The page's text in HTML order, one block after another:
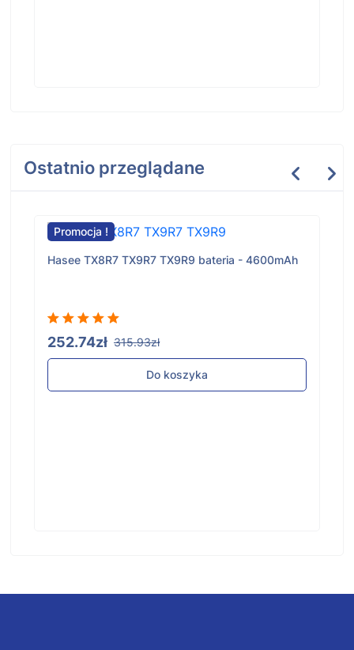
Ostatnio przeglądane
Promocja !
Hasee TX8R7 TX9R7 TX9R9 bateria - 4600mAh
252.74zł 315.93zł
Do koszyka